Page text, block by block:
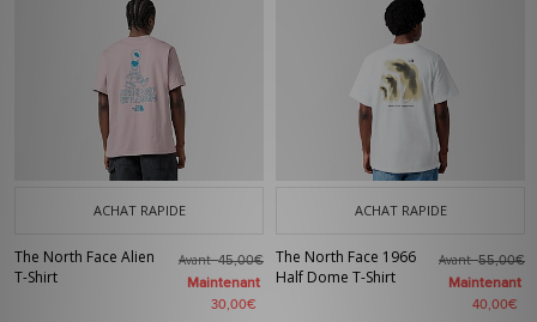
ACHAT RAPIDE
The North Face Alien
T-Shirt
Avant45,00€
Maintenant
30,00€
ACHAT RAPIDE
The North Face 1966
Half Dome T-Shirt
Avant55,00€
Maintenant
40,00€